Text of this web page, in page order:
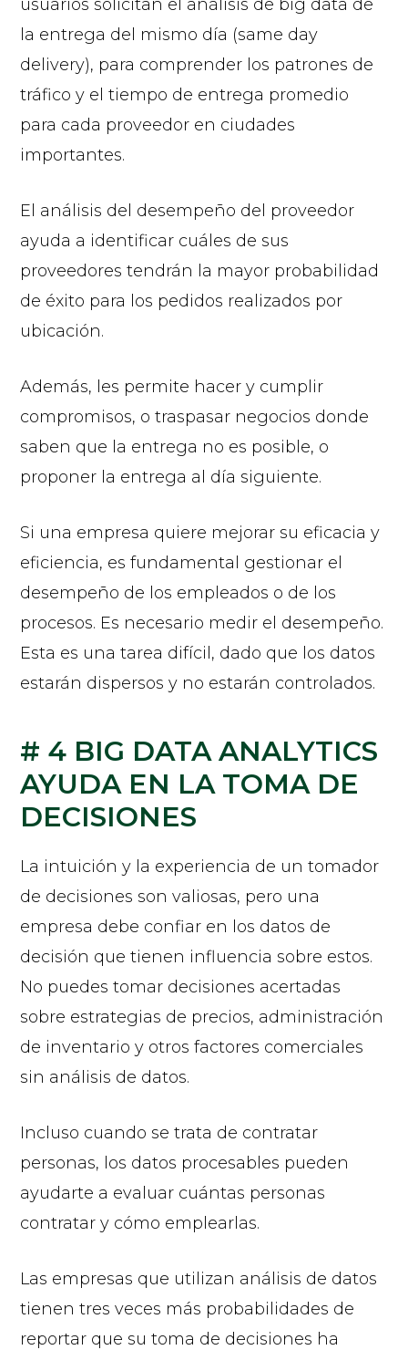
usuarios solicitan el análisis de big data de
la entrega del mismo día (same day
delivery), para comprender los patrones de
tráfico y el tiempo de entrega promedio
para cada proveedor en ciudades
importantes.
El análisis del desempeño del proveedor
ayuda a identificar cuáles de sus
proveedores tendrán la mayor probabilidad
de éxito para los pedidos realizados por
ubicación.
Además, les permite hacer y cumplir
compromisos, o traspasar negocios donde
saben que la entrega no es posible, o
proponer la entrega al día siguiente.
Si una empresa quiere mejorar su eficacia y
eficiencia, es fundamental gestionar el
desempeño de los empleados o de los
procesos. Es necesario medir el desempeño.
Esta es una tarea difícil, dado que los datos
estarán dispersos y no estarán controlados.
# 4 BIG DATA ANALYTICS
AYUDA EN LA TOMA DE
DECISIONES
La intuición y la experiencia de un tomador
de decisiones son valiosas, pero una
empresa debe confiar en los datos de
decisión que tienen influencia sobre estos.
No puedes tomar decisiones acertadas
sobre estrategias de precios, administración
de inventario y otros factores comerciales
sin análisis de datos.
Incluso cuando se trata de contratar
personas, los datos procesables pueden
ayudarte a evaluar cuántas personas
contratar y cómo emplearlas.
Las empresas que utilizan análisis de datos
tienen tres veces más probabilidades de
reportar que su toma de decisiones ha